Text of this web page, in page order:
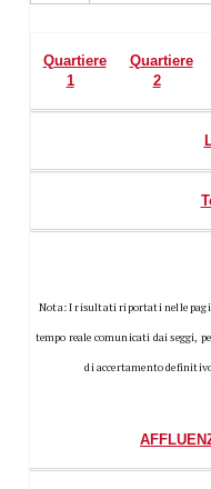
Quartiere
1
Quartiere
2
Nota: I risultati riportati nelle
tempo reale comunicati dai seggi,
di accertamento